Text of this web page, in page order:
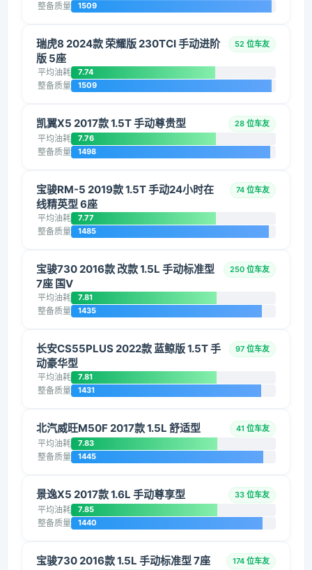
整备质量 1509
瑞虎8 2024款 荣耀版 230TCI 手动进阶
版 5座
52 位车友
平均油耗 7.74
整备质量 1509
凯翼X5 2017款 1.5T 手动尊贵型 28 位车友
平均油耗 7.76
整备质量 1498
宝骏RM-5 2019款 1.5T 手动24小时在
线精英型 6座
74 位车友
平均油耗 7.77
整备质量 1485
宝骏730 2016款 改款 1.5L 手动标准型
7座 国V
250 位车友
平均油耗 7.81
整备质量 1435
长安CS55PLUS 2022款 蓝鲸版 1.5T 手
动豪华型
97 位车友
平均油耗 7.81
整备质量 1431
北汽威旺M50F 2017款 1.5L 舒适型 41 位车友
平均油耗 7.83
整备质量 1445
景逸X5 2017款 1.6L 手动尊享型 33 位车友
平均油耗 7.85
整备质量 1440
宝骏730 2016款 1.5L 手动标准型 7座 174 位车友